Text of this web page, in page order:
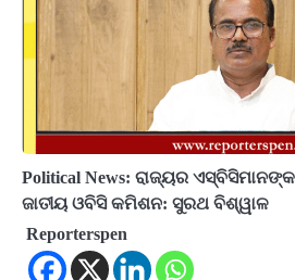
Political News: ରାଜ୍ୟର
ଜାତୀୟ ଓବିସି କମିଶନ: ସୁରଥ ବିଶ୍ୱାଳ
Reporterspen